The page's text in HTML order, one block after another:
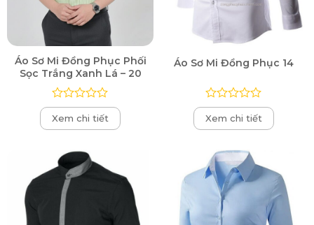
Áo Sơ Mi Đồng Phục Phối
Sọc Trắng Xanh Lá – 20
Được
xếp
hạng
sao
Xem chi tiết
Áo Sơ Mi Đồng Phục 14
Được
xếp
hạng
sao
Xem chi tiết